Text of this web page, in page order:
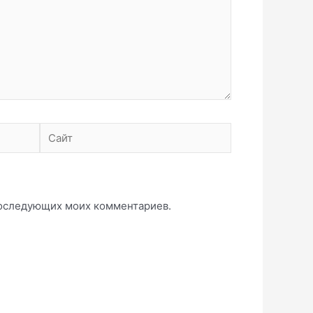
Сайт
моих комментариев.